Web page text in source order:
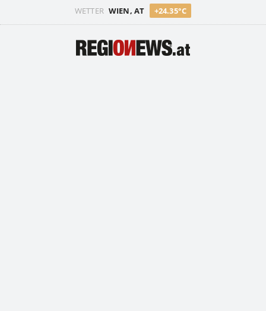
WETTER WIEN, AT +24.35°C